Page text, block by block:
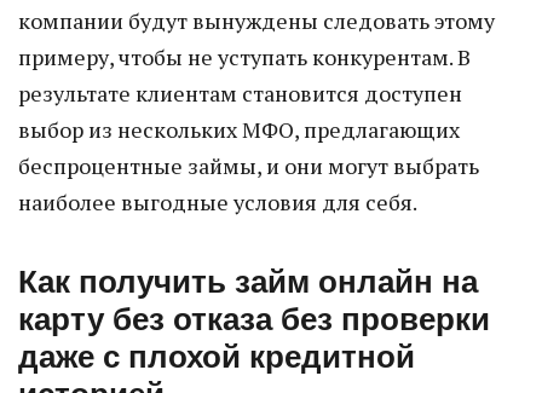
компании будут вынуждены следовать этому
примеру, чтобы не уступать конкурентам. В
результате клиентам становится доступен
выбор из нескольких МФО, предлагающих
беспроцентные займы, и они могут выбрать
наиболее выгодные условия для себя.
Как получить займ онлайн на
карту без отказа без проверки
даже с плохой кредитной